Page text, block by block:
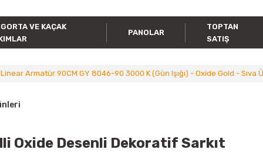
VE KAÇAK
PANOLAR
TOPTAN
SATIŞ
Armatür 90CM GY 8046-90 3000 K (Gün Işığı) - Oxide Gold - Sıva
Oxide Desenli Dekoratif Sarkıt